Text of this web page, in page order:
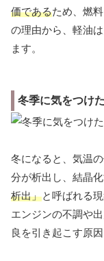
価であるため、燃
の理由から、軽油
ます。
冬季に気をつけ
冬になると、気温
分が析出し、結晶
析出」と呼ばれる
エンジンの不調や
良を引き起こす原因